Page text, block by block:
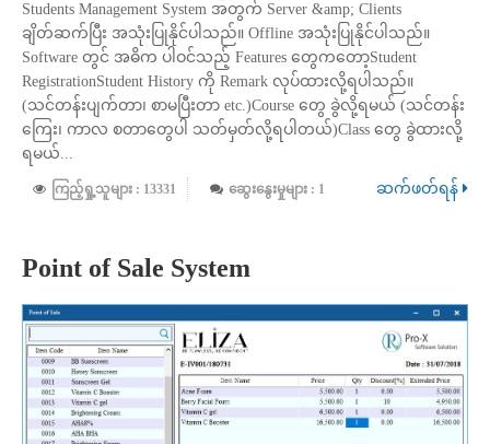
Students Management System အတွက် Server &amp; Clients
ချိတ်ဆက်ပြီး အသုံးပြုနိုင်ပါသည်။ Offline အသုံးပြုနိုင်ပါသည်။
Software တွင် အဓိက ပါဝင်သည့် Features တွေကတော့Student
RegistrationStudent History ကို Remark လုပ်ထားလို့ရပါသည်။
(သင်တန်းပျက်တာ၊ စာမပြီးတာ etc.)Course တွေ ခွဲလို့ရမယ် (သင်တန်း
ကြေး၊ ကာလ စတာတွေပါ သတ်မှတ်လို့ရပါတယ်)Class တွေ ခွဲထားလို့
ရမယ်...
ကြည့်ရှု့သူများ : 13331 ဆွေးနွေးမှုများ : 1 ဆက်ဖတ်ရန်
Point of Sale System